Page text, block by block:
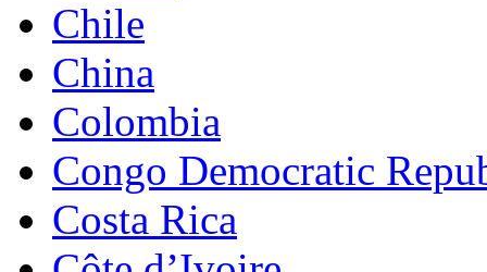
Chile
China
Colombia
Congo Democratic
Costa Rica